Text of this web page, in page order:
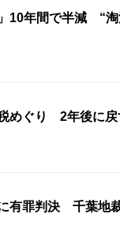
」10年間で半減 “
ぐり 2年後に戻
有罪判決 千葉地